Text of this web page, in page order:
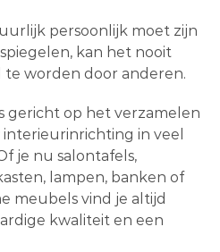
persoonlijk moet zijn
kan het nooit
te worden door anderen.
gericht op het verzamelen
in veel
je nu salontafels,
lampen, banken of
meubels vind je altijd
kwaliteit en een